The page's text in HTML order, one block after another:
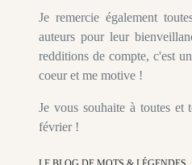
Je remercie également
auteurs pour leur
redditions de compte, c'est
coeur et me motive !
Je vous souhaite à toutes et
février !